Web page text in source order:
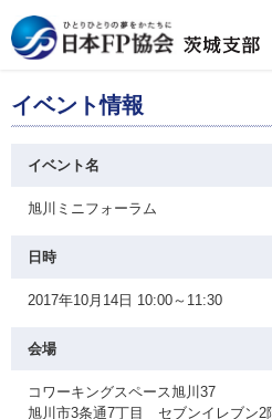
イベント情報
イベント名
旭川ミニフォーラム
日時
2017年10月14日 10:00～11:30
会場
コワーキングスペース旭川37
旭川市3条通7丁目 セブンイレブン2